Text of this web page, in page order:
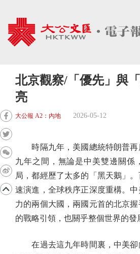
北京觀察/「優先」與
亮
大公報 A2：內地 2026-05-12
時隔九年，美國總統特朗普再
九年之間，無論是中美雙邊關係
局，都經歷了太多的「黑天鵝」
速演進，全球秩序正深度重構。
力的兩個大國，兩國元首的北京
的戰略引領，也關乎整個世界的發
在過去這九年時間裏，中美卻